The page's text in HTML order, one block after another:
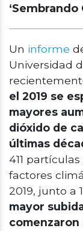
‘Sembrando
Un informe
Universidad
el 2019 se
mayores
dióxido de
últimas
411
factores
2019, junto a
mayor
comenzaron